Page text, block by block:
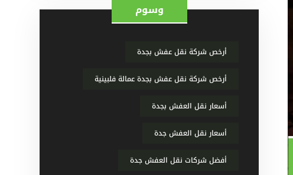
وسوم
أرخص شركة نقل عفش بجدة
أرخص شركة نقل عفش بجدة عمالة فلبينية
أسعار نقل العفش بجدة
أسعار نقل العفش جدة
أفضل شركات نقل العفش جدة